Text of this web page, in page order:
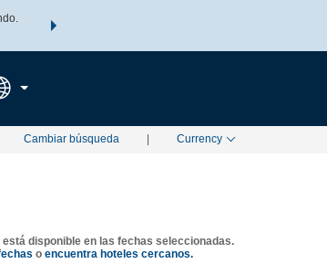
Agrupa tu hotel, vuelos y mucho más con los Paquetes de
ESPECIALES
Cambiar búsqueda Currency
está disponible en las fechas seleccionadas.
o encuentra hoteles cercanos.